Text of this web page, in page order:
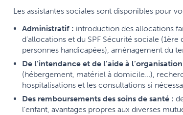
Les assistantes sociales sont disponibles pour
Administratif : introduction des allocations
d’allocations et du SPF Sécurité sociale
personnes handicapées), aménagement du
De l’intendance et de l’aide à
(hébergement, matériel à domicile…),
hospitalisations et les consultations si
Des remboursements des soins de santé :
l’enfant, avantages propres aux diverses